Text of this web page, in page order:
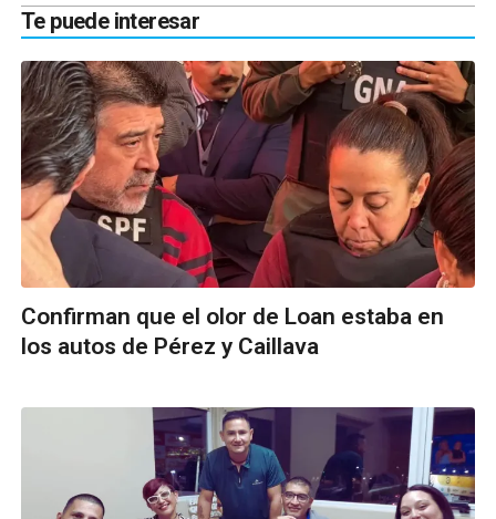
Te puede interesar
Confirman que el olor de Loan estaba en
los autos de Pérez y Caillava